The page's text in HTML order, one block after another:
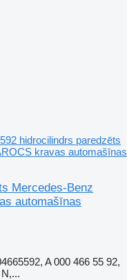
hidrocilindrs paredzēts
kravas automašīnas
Mercedes-Benz
automašīnas
A 000 466 55 92,